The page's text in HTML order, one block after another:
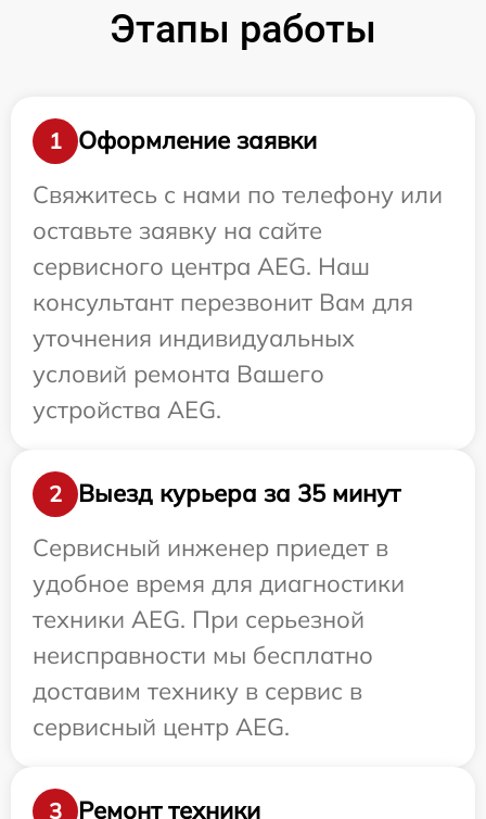
Этапы работы
1
Оформление заявки
Свяжитесь с нами по телефону или
оставьте заявку на сайте
сервисного центра AEG. Наш
консультант перезвонит Вам для
уточнения индивидуальных
условий ремонта Вашего
устройства AEG.
2
Выезд курьера за 35 минут
Сервисный инженер приедет в
удобное время для диагностики
техники AEG. При серьезной
неисправности мы бесплатно
доставим технику в сервис в
сервисный центр AEG.
3 Ремонт техники